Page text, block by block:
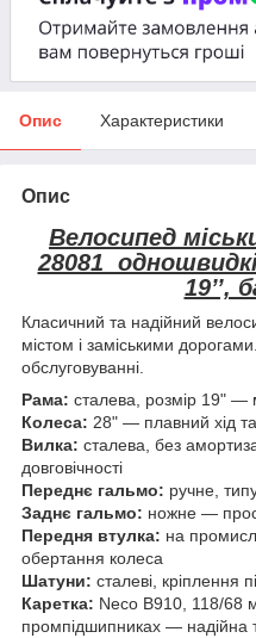
Опис Характеристики
Опис
Велосипед
28081
19’’,
Класичний та надійний
містом і заміськими
обслуговуванні.
Рама: сталева, розмір 19" —
Колеса: 28" — плавний хід та
Вилка: сталева, без
довговічності
Переднє гальмо: ручне,
Заднє гальмо: ножне —
Передня втулка: на
обертання колеса
Шатуни: сталеві, кріплення
Каретка: Neco B910, 118/68
промпідшипниках — надійна